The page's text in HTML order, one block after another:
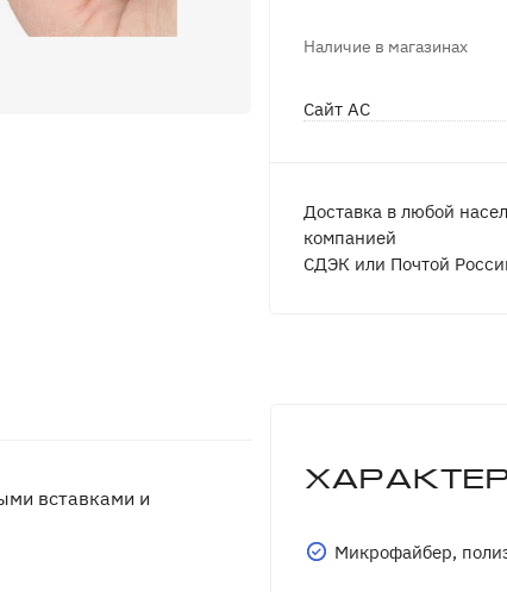
Наличие в магазинах
Сайт АС
Доставка в любой
компанией
СДЭК или Почтой
вставками и
Микрофайбер,